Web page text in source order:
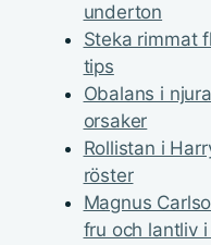
underton
Steka rimmat
tips
Obalans i
orsaker
Rollistan i
röster
Magnus
fru och lantliv i